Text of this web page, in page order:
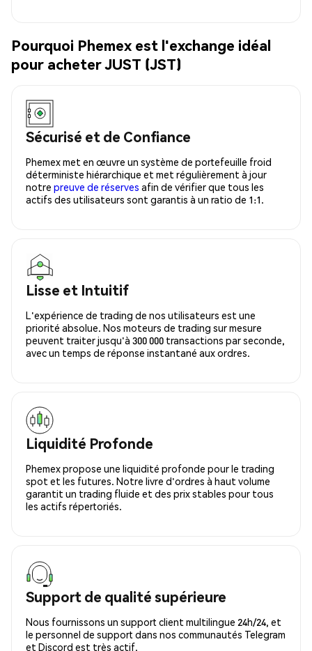
Pourquoi Phemex est l'exchange idéal
pour acheter JUST (JST)
Sécurisé et de Confiance
Phemex met en œuvre un système de portefeuille froid
déterministe hiérarchique et met régulièrement à jour
notre preuve de réserves afin de vérifier que tous les
actifs des utilisateurs sont garantis à un ratio de 1:1.
Lisse et Intuitif
L'expérience de trading de nos utilisateurs est une
priorité absolue. Nos moteurs de trading sur mesure
peuvent traiter jusqu'à 300 000 transactions par seconde,
avec un temps de réponse instantané aux ordres.
Liquidité Profonde
Phemex propose une liquidité profonde pour le trading
spot et les futures. Notre livre d'ordres à haut volume
garantit un trading fluide et des prix stables pour tous
les actifs répertoriés.
Support de qualité supérieure
Nous fournissons un support client multilingue 24h/24, et
le personnel de support dans nos communautés Telegram
et Discord est très actif.